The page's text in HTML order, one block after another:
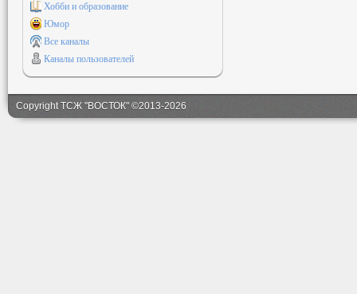
Хобби и образование
Юмор
Все каналы
Каналы пользователей
Copyright ТСЖ "ВОСТОК" ©2013-2026